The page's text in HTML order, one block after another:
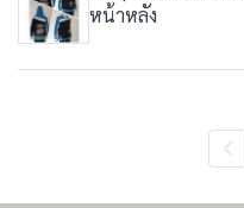
หน้าหลัง